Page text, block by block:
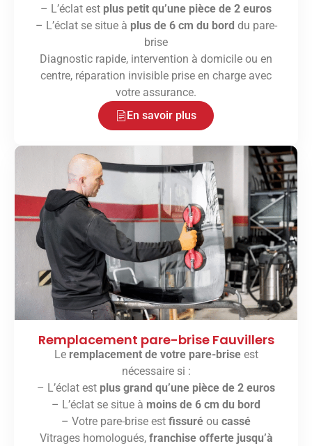
– L’éclat est plus petit qu’une pièce de 2 euros
– L’éclat se situe à plus de 6 cm du bord du pare-
brise
Diagnostic rapide, intervention à domicile ou en
centre, réparation invisible prise en charge avec
votre assurance.
En savoir plus
Remplacement pare-brise Fauvillers
Le remplacement de votre pare-briseest
nécessaire si :
– L’éclat est plus grand qu’une pièce de 2 euros
– L’éclat se situe à moins de 6 cm du bord
– Votre pare-brise est fissuré ou cassé
Vitrages homologués, franchise offerte jusqu’à